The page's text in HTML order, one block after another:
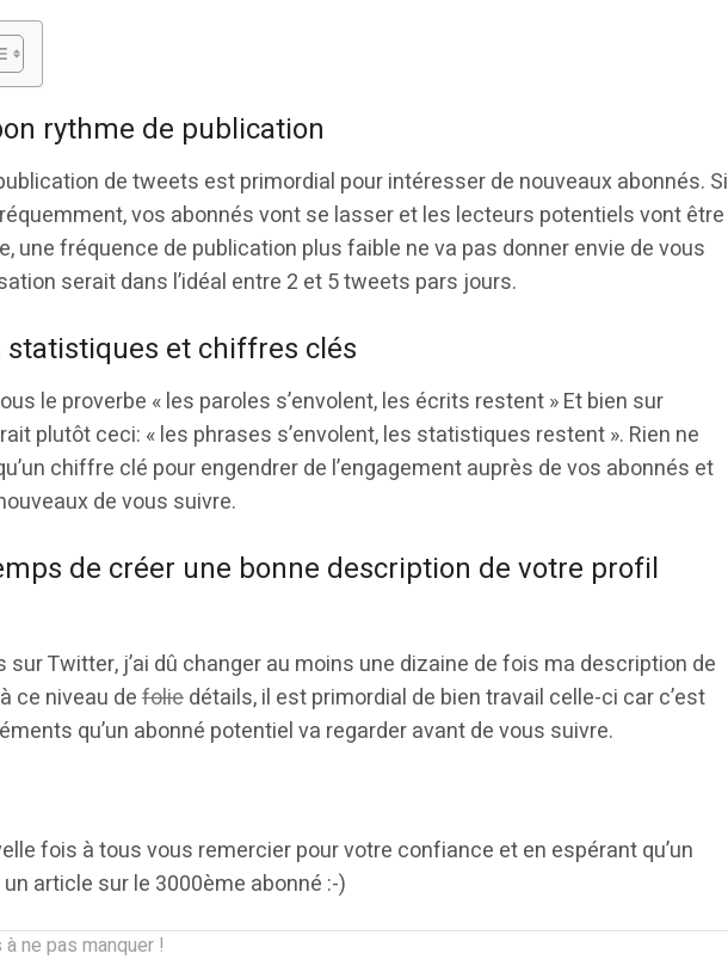
rythme de publication
de tweets est primordial pour intéresser de nouveaux abonnés. Si
vos abonnés vont se lasser et les lecteurs potentiels vont être
une fréquence de publication plus faible ne va pas donner envie de vous
serait dans l’idéal entre 2 et 5 tweets pars jours.
statistiques et chiffres clés
le proverbe « les paroles s’envolent, les écrits restent » Et bien sur
plutôt ceci: « les phrases s’envolent, les statistiques restent ». Rien ne
chiffre clé pour engendrer de l’engagement auprès de vos abonnés et
de vous suivre.
de créer une bonne description de votre profil
sur Twitter, j’ai dû changer au moins une dizaine de fois ma description de
ce niveau defoliedétails, il est primordial de bien travail celle-ci car c’est
qu’un abonné potentiel va regarder avant de vous suivre.
fois à tous vous remercier pour votre confiance et en espérant qu’un
article sur le 3000ème abonné :-)
ne pas manquer !